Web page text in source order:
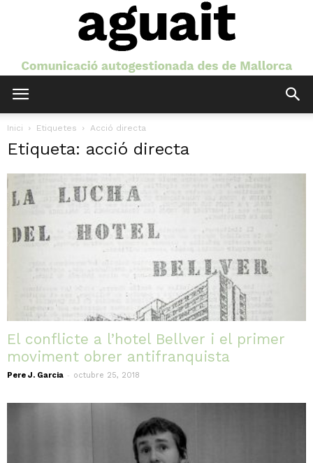
Inici Etiquetes Acció directa
Etiqueta: acció directa
El conflicte a l’hotel Bellver i el primer
moviment obrer antifranquista
Pere J. Garcia - octubre 25, 2018